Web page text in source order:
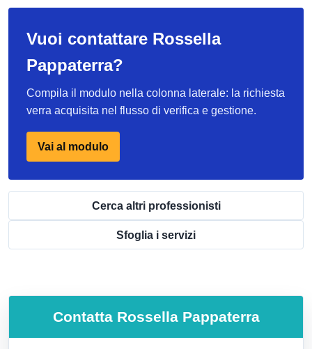
Vuoi contattare Rossella
Pappaterra?
Compila il modulo nella colonna laterale: la richiesta
verra acquisita nel flusso di verifica e gestione.
Vai al modulo
Cerca altri professionisti
Sfoglia i servizi
Contatta Rossella Pappaterra